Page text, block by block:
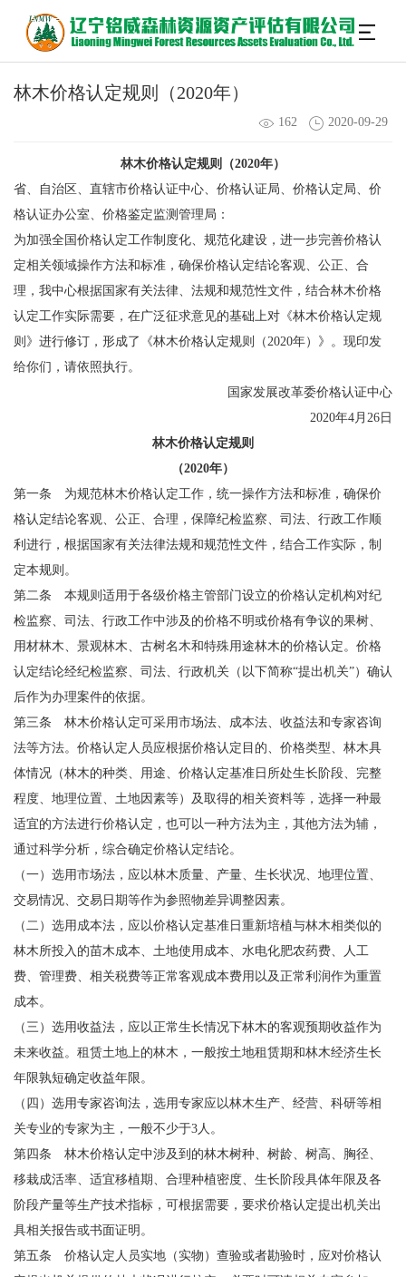
林木价格认定规则（2020年）
162 2020-09-29
林木价格认定规则（2020年）
省、自治区、直辖市价格认证中心、价格认证局、价格认定局、价
格认证办公室、价格鉴定监测管理局：
为加强全国价格认定工作制度化、规范化建设，进一步完善价格认
定相关领域操作方法和标准，确保价格认定结论客观、公正、合
理，我中心根据国家有关法律、法规和规范性文件，结合林木价格
认定工作实际需要，在广泛征求意见的基础上对《林木价格认定规
则》进行修订，形成了《林木价格认定规则（2020年）》。现印发
给你们，请依照执行。
国家发展改革委价格认证中心
2020年4月26日
林木价格认定规则
（2020年）
第一条 为规范林木价格认定工作，统一操作方法和标准，确保价
格认定结论客观、公正、合理，保障纪检监察、司法、行政工作顺
利进行，根据国家有关法律法规和规范性文件，结合工作实际，制
定本规则。
第二条 本规则适用于各级价格主管部门设立的价格认定机构对纪
检监察、司法、行政工作中涉及的价格不明或价格有争议的果树、
用材林木、景观林木、古树名木和特殊用途林木的价格认定。价格
认定结论经纪检监察、司法、行政机关（以下简称“提出机关”）确认
后作为办理案件的依据。
第三条 林木价格认定可采用市场法、成本法、收益法和专家咨询
法等方法。价格认定人员应根据价格认定目的、价格类型、林木具
体情况（林木的种类、用途、价格认定基准日所处生长阶段、完整
程度、地理位置、土地因素等）及取得的相关资料等，选择一种最
适宜的方法进行价格认定，也可以一种方法为主，其他方法为辅，
通过科学分析，综合确定价格认定结论。
（一）选用市场法，应以林木质量、产量、生长状况、地理位置、
交易情况、交易日期等作为参照物差异调整因素。
（二）选用成本法，应以价格认定基准日重新培植与林木相类似的
林木所投入的苗木成本、土地使用成本、水电化肥农药费、人工
费、管理费、相关税费等正常客观成本费用以及正常利润作为重置
成本。
（三）选用收益法，应以正常生长情况下林木的客观预期收益作为
未来收益。租赁土地上的林木，一般按土地租赁期和林木经济生长
年限孰短确定收益年限。
（四）选用专家咨询法，选用专家应以林木生产、经营、科研等相
关专业的专家为主，一般不少于3人。
第四条 林木价格认定中涉及到的林木树种、树龄、树高、胸径、
移栽成活率、适宜移植期、合理种植密度、生长阶段具体年限及各
阶段产量等生产技术指标，可根据需要，要求价格认定提出机关出
具相关报告或书面证明。
第五条 价格认定人员实地（实物）查验或者勘验时，应对价格认